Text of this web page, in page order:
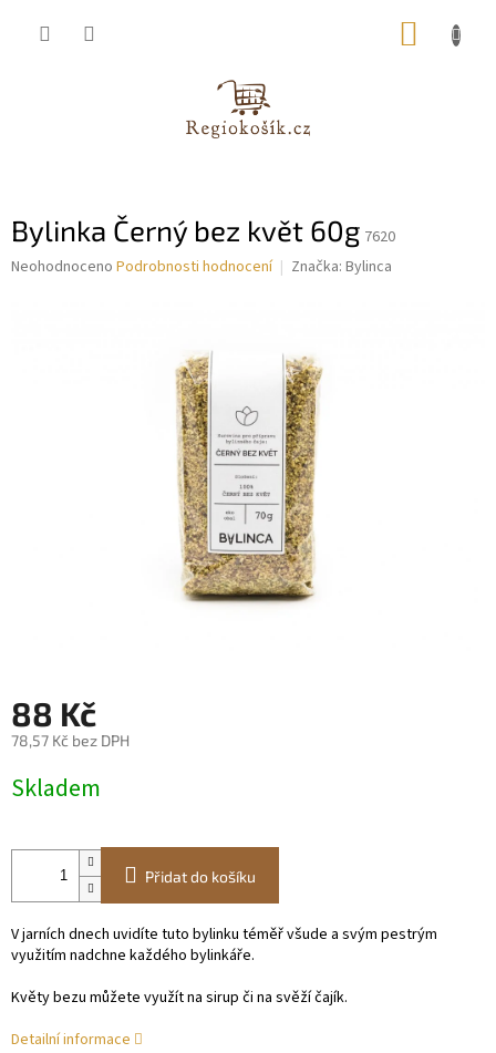
Bylinka Černý bez květ 60g 7620
Průměrné
Neohodnoceno Podrobnosti hodnocení Značka: Bylinca
88 Kč
78,57 Kč bez DPH
cena:
Skladem
Přidat do košíku
V jarních dnech uvidíte tuto bylinku téměř všude a svým pestrým
využitím nadchne každého bylinkáře.
Květy bezu můžete využít na sirup či na svěží čajík.
Detailní informace